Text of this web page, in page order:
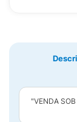
"VENDA